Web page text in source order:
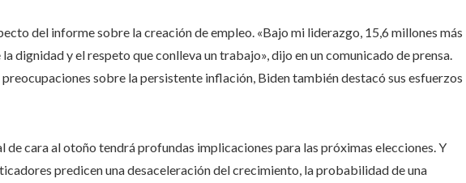
del informe sobre la creación de empleo. «Bajo mi liderazgo, 15,6 millones más
dignidad y el respeto que conlleva un trabajo», dijo en un comunicado de prensa.
preocupaciones sobre la persistente inflación, Biden también destacó sus esfuerzos
de cara al otoño tendrá profundas implicaciones para las próximas elecciones. Y
predicen una desaceleración del crecimiento, la probabilidad de una